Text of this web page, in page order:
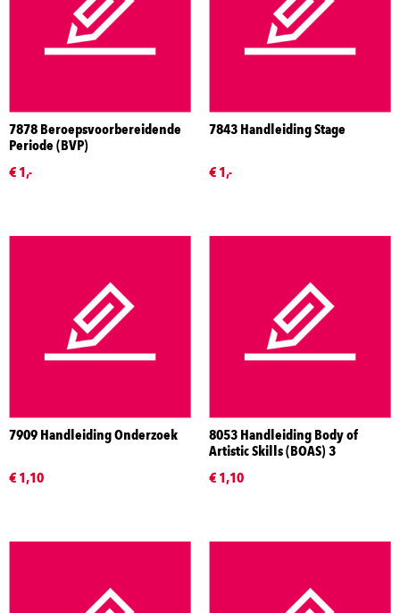
7878 Beroepsvoorbereidende
Periode (BVP)
€ 1,-
7843 Handleiding Stage
€ 1,-
7909 Handleiding Onderzoek
€ 1,10
8053 Handleiding Body of
Artistic Skills (BOAS) 3
€ 1,10